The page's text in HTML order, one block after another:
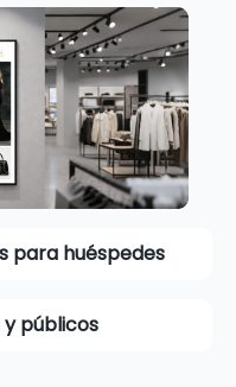
para huéspedes
públicos